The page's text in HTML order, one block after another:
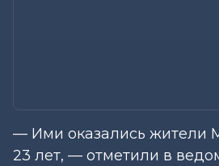
— Ими оказались жители
23 лет, — отметили в